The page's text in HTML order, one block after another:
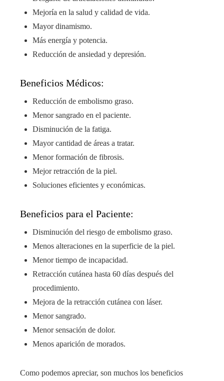
Mejoría en la salud y calidad de vida.
Mayor dinamismo.
Más energía y potencia.
Reducción de ansiedad y depresión.
Beneficios Médicos:
Reducción de embolismo graso.
Menor sangrado en el paciente.
Disminución de la fatiga.
Mayor cantidad de áreas a tratar.
Menor formación de fibrosis.
Mejor retracción de la piel.
Soluciones eficientes y económicas.
Beneficios para el Paciente:
Disminución del riesgo de embolismo graso.
Menos alteraciones en la superficie de la piel.
Menor tiempo de incapacidad.
Retracción cutánea hasta 60 días después del
procedimiento.
Mejora de la retracción cutánea con láser.
Menor sangrado.
Menor sensación de dolor.
Menos aparición de morados.
Como podemos apreciar, son muchos los beneficios